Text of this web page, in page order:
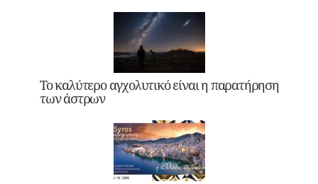
Το καλύτερο αγχολυτικό είναι η παρατήρηση
των άστρων